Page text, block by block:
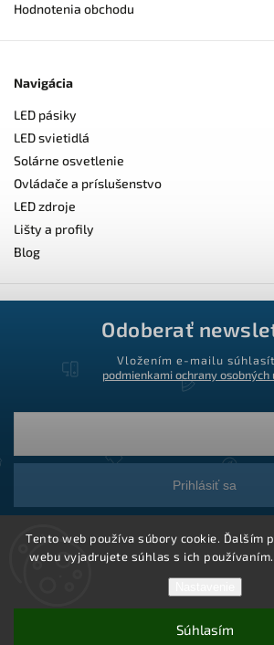
Tento web používa súbory cookie. Ďalším
webu vyjadrujete súhlas s ich
Súhlasím
Hodnotenia obchodu
Navigácia
LED pásiky
LED svietidlá
Solárne osvetlenie
Ovládače a príslušenstvo
LED zdroje
Lišty a profily
Blog
Odoberať
Vložením e-mailu
podmienkami ochrany osobných
Prihlásiť sa